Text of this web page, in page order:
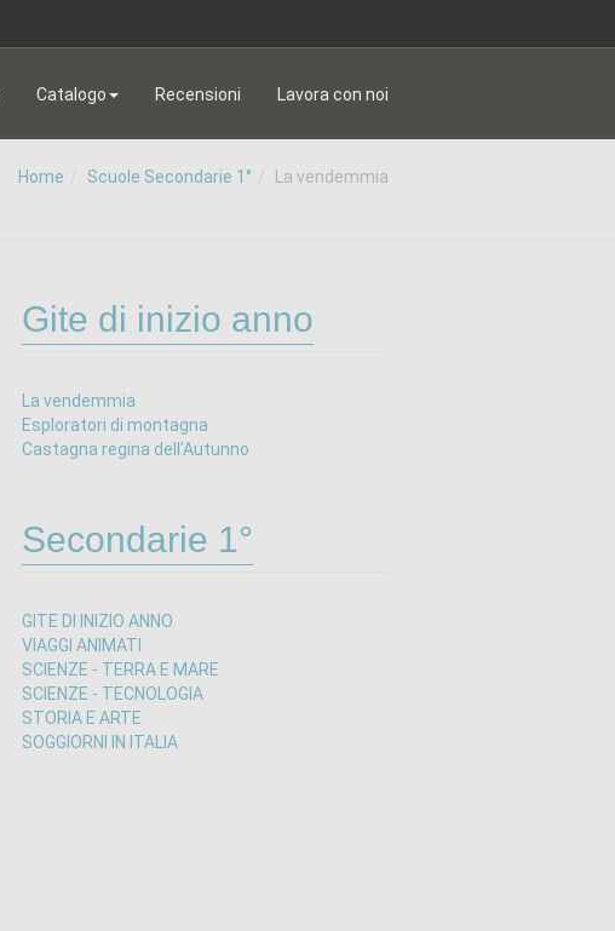
Catalogo Recensioni Lavora con noi
Home Scuole Secondarie 1° La vendemmia
Gite di inizio anno
La vendemmia
Esploratori di montagna
Castagna regina dell'Autunno
Secondarie 1°
GITE DI INIZIO ANNO
VIAGGI ANIMATI
SCIENZE - TERRA E MARE
SCIENZE - TECNOLOGIA
STORIA E ARTE
SOGGIORNI IN ITALIA